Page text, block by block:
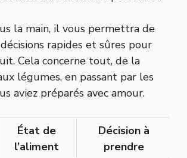
la main, il vous permettra de
rapides et sûres pour
Cela concerne tout, de la
légumes, en passant par les
aviez préparés avec amour.
État de
l’aliment
Décision à
prendre